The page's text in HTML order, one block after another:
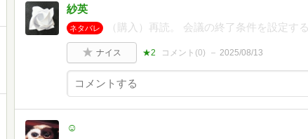
紗英
ネタバレ （購入）再読。 会議の終了条件を設定す
ナイス ★2 コメント(0) 2025/08/13
☺️